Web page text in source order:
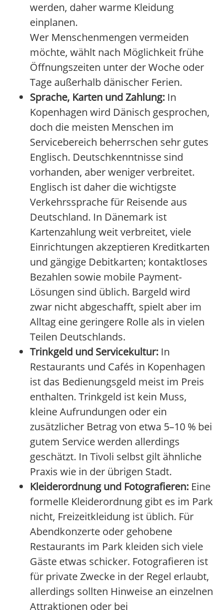
werden, daher warme Kleidung
einplanen.
Wer Menschenmengen vermeiden
möchte, wählt nach Möglichkeit frühe
Öffnungszeiten unter der Woche oder
Tage außerhalb dänischer Ferien.
Sprache, Karten und Zahlung: In
Kopenhagen wird Dänisch gesprochen,
doch die meisten Menschen im
Servicebereich beherrschen sehr gutes
Englisch. Deutschkenntnisse sind
vorhanden, aber weniger verbreitet.
Englisch ist daher die wichtigste
Verkehrssprache für Reisende aus
Deutschland. In Dänemark ist
Kartenzahlung weit verbreitet, viele
Einrichtungen akzeptieren Kreditkarten
und gängige Debitkarten; kontaktloses
Bezahlen sowie mobile Payment-
Lösungen sind üblich. Bargeld wird
zwar nicht abgeschafft, spielt aber im
Alltag eine geringere Rolle als in vielen
Teilen Deutschlands.
Trinkgeld und Servicekultur: In
Restaurants und Cafés in Kopenhagen
ist das Bedienungsgeld meist im Preis
enthalten. Trinkgeld ist kein Muss,
kleine Aufrundungen oder ein
zusätzlicher Betrag von etwa 5–10 % bei
gutem Service werden allerdings
geschätzt. In Tivoli selbst gilt ähnliche
Praxis wie in der übrigen Stadt.
Kleiderordnung und Fotografieren: Eine
formelle Kleiderordnung gibt es im Park
nicht, Freizeitkleidung ist üblich. Für
Abendkonzerte oder gehobene
Restaurants im Park kleiden sich viele
Gäste etwas schicker. Fotografieren ist
für private Zwecke in der Regel erlaubt,
allerdings sollten Hinweise an einzelnen
Attraktionen oder bei